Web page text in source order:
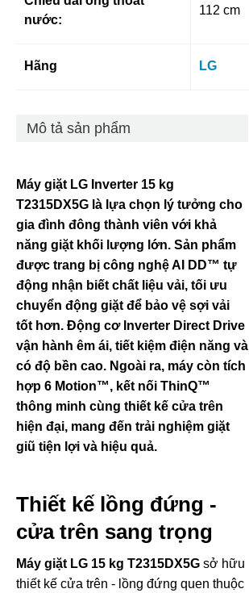
nước:
112 cm
Hãng LG
Mô tả sản phẩm
Máy giặt LG Inverter 15 kg
T2315DX5G là lựa chọn lý tưởng cho
gia đình đông thành viên với khả
năng giặt khối lượng lớn. Sản phẩm
được trang bị công nghệ AI DD™ tự
động nhận biết chất liệu vải, tối ưu
chuyển động giặt để bảo vệ sợi vải
tốt hơn. Động cơ Inverter Direct Drive
vận hành êm ái, tiết kiệm điện năng và
có độ bền cao. Ngoài ra, máy còn tích
hợp 6 Motion™, kết nối ThinQ™
thông minh cùng thiết kế cửa trên
hiện đại, mang đến trải nghiệm giặt
giũ tiện lợi và hiệu quả.
Thiết kế lồng đứng -
cửa trên sang trọng
Máy giặt LG 15 kg T2315DX5G sở hữu
thiết kế cửa trên - lồng đứng quen thuộc